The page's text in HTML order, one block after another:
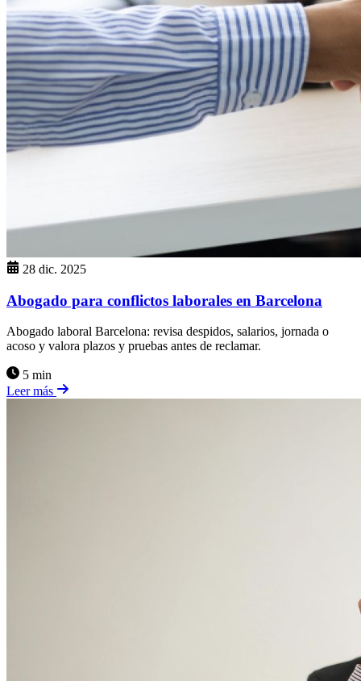
28 dic. 2025
Abogado para conflictos laborales en Barcelona
Abogado laboral Barcelona: revisa despidos, salarios, jornada o
acoso y valora plazos y pruebas antes de reclamar.
5 min
Leer más